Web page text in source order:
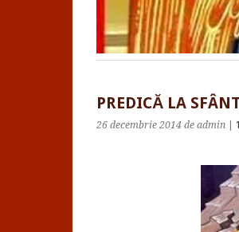
PREDICĂ LA
26 decembrie 2014 de admin